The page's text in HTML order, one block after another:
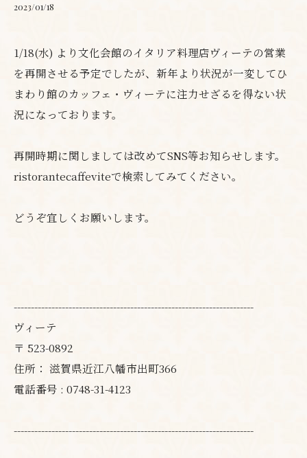
2023/01/18
1/18(水) より文化会館のイタリア料理店ヴィーテの営業
を再開させる予定でしたが、新年より状況が一変してひ
まわり館のカッフェ・ヴィーテに注力せざるを得ない状
況になっております。
再開時期に関しましては改めてSNS等お知らせします。
ristorantecaffeviteで検索してみてください。
どうぞ宜しくお願いします。
----------------------------------------------------------------------
ヴィーテ
〒 523-0892
住所： 滋賀県近江八幡市出町366
電話番号 : 0748-31-4123
----------------------------------------------------------------------